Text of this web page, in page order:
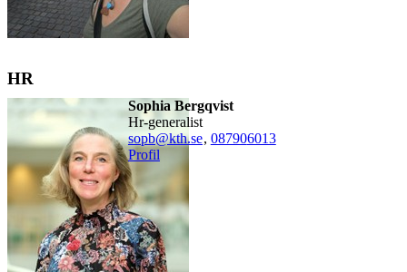
HR
Sophia Bergqvist
hr-generalist
sopb@kth.se, 087906013
Profil